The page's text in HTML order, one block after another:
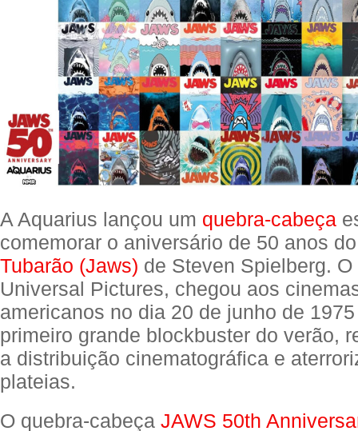
A Aquarius lançou um quebra-cabeça
comemorar o aniversário de 50 anos
Tubarão (Jaws) de Steven Spielberg.
Universal Pictures, chegou aos
americanos no dia 20 de junho de
primeiro grande blockbuster do verão,
a distribuição cinematográfica e
plateias.
O quebra-cabeça JAWS 50th